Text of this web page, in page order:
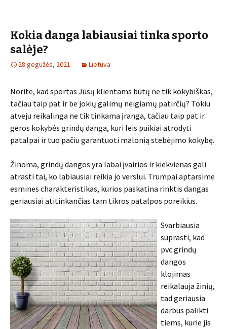
Kokia danga labiausiai tinka sporto
salėje?
28 gegužės, 2021 Lietuva
Norite, kad sportas Jūsų klientams būtų ne tik kokybiškas,
tačiau taip pat ir be jokių galimų neigiamų patirčių? Tokiu
atveju reikalinga ne tik tinkama įranga, tačiau taip pat ir
geros kokybės grindų danga, kuri leis puikiai atrodyti
patalpai ir tuo pačiu garantuoti malonią stebėjimo kokybę.
Žinoma, grindų dangos yra labai įvairios ir kiekvienas gali
atrasti tai, ko labiausiai reikia jo verslui. Trumpai aptarsime
esmines charakteristikas, kurios paskatina rinktis dangas
geriausiai atitinkančias tam tikros patalpos poreikius.
Svarbiausia
suprasti, kad
pvc grindų
dangos
klojimas
reikalauja žinių,
tad geriausia
darbus palikti
tiems, kurie jis